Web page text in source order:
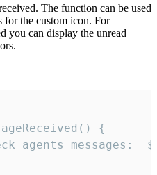
The function can be used
for the custom icon. For
you can display the unread
{